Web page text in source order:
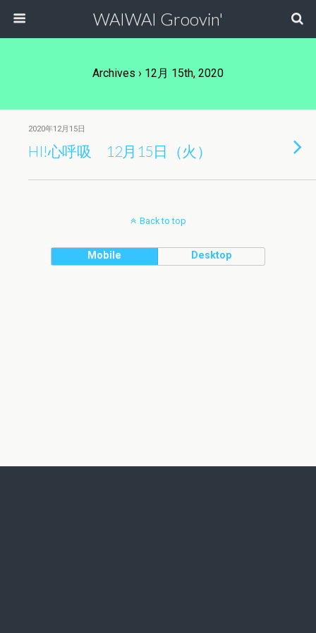
WAIWAI Groovin'
Archives › 12月 15th, 2020
2020年12月15日
HI!心呼吸 12月15日（火）
Back to top
Mobile Desktop